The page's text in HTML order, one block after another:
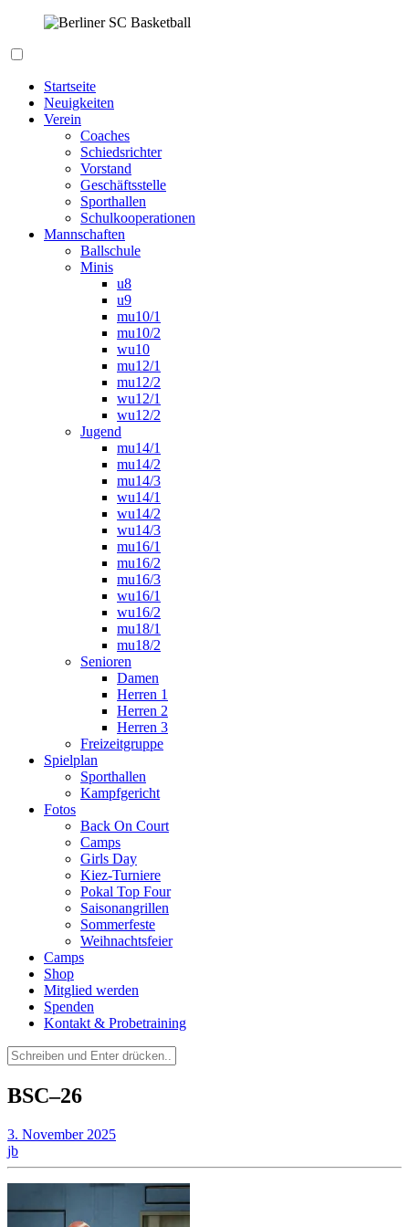
springen
Startseite
Neuigkeiten
Verein
Coaches
Schiedsrichter
Vorstand
Geschäftsstelle
Sporthallen
Schulkooperationen
Mannschaften
Ballschule
Minis
u8
u9
mu10/1
mu10/2
wu10
mu12/1
mu12/2
wu12/1
wu12/2
Jugend
mu14/1
mu14/2
mu14/3
wu14/1
wu14/2
wu14/3
mu16/1
mu16/2
mu16/3
wu16/1
wu16/2
mu18/1
mu18/2
Senioren
Damen
Herren 1
Herren 2
Herren 3
Freizeitgruppe
Spielplan
Sporthallen
Kampfgericht
Fotos
Back On Court
Camps
Girls Day
Kiez-Turniere
Pokal Top Four
Saisonangrillen
Sommerfeste
Weihnachtsfeier
Camps
Shop
Mitglied werden
Spenden
Kontakt & Probetraining
Suchen
nach:
BSC–26
3. November 2025
jb